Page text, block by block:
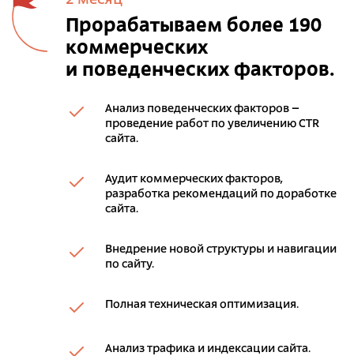
Прорабатываем более 190
коммерческих
и поведенческих факторов.
Анализ поведенческих факторов –
проведение работ по увеличению CTR
сайта.
Аудит коммерческих факторов,
разработка рекомендаций по доработке
сайта.
Внедрение новой структуры и навигации
по сайту.
Полная техническая оптимизация.
Анализ трафика и индексации сайта.